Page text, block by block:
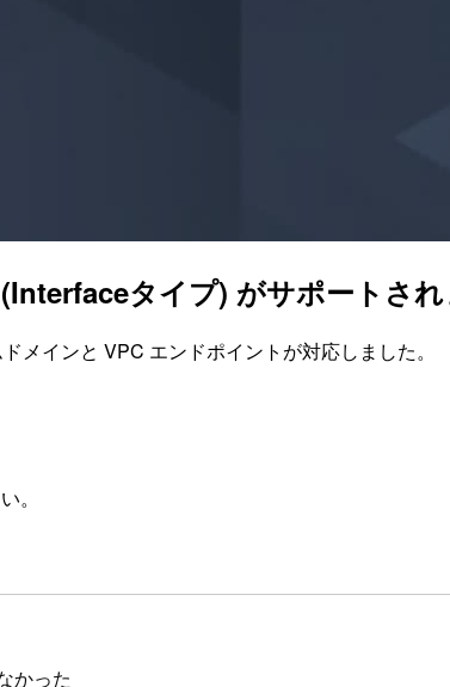
タイプ) がサポートされ
インと VPC エンドポイントが対応しました。
。
かった